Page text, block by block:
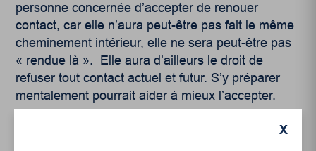
personne concernée d’accepter de renouer
contact, car elle n’aura peut-être pas fait le même
cheminement intérieur, elle ne sera peut-être pas
« rendue là ». Elle aura d’ailleurs le droit de
refuser tout contact actuel et futur. S’y préparer
mentalement pourrait aider à mieux l’accepter.
Renouer est un exercice délicat qui ravivera deX